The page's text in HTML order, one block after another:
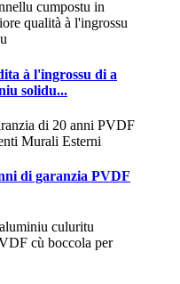
à l'ingrossu di a
solidu...
di garanzia PVDF